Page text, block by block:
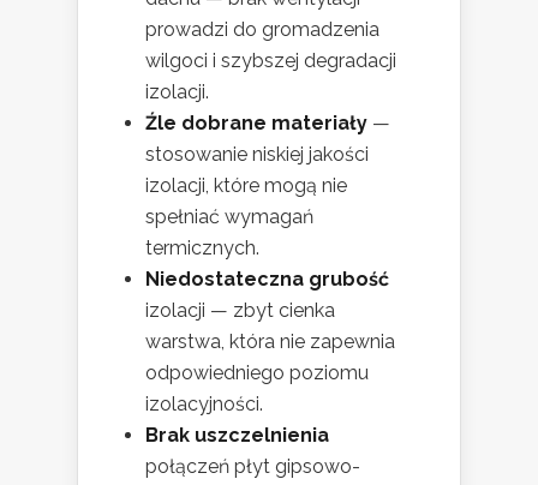
prowadzi do gromadzenia
wilgoci i szybszej degradacji
izolacji.
Źle dobrane materiały —
stosowanie niskiej jakości
izolacji, które mogą nie
spełniać wymagań
termicznych.
Niedostateczna grubość
izolacji — zbyt cienka
warstwa, która nie zapewnia
odpowiedniego poziomu
izolacyjności.
Brak uszczelnienia
połączeń płyt gipsowo-